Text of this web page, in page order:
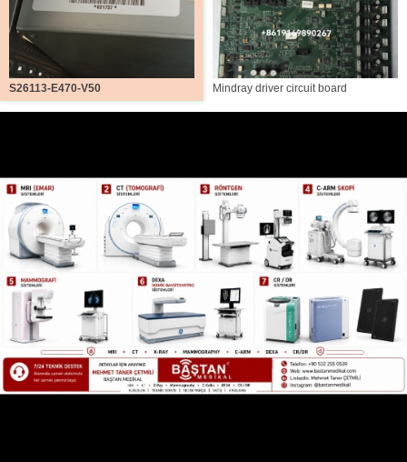
S26113-E470-V50 Mindray driver circuit board